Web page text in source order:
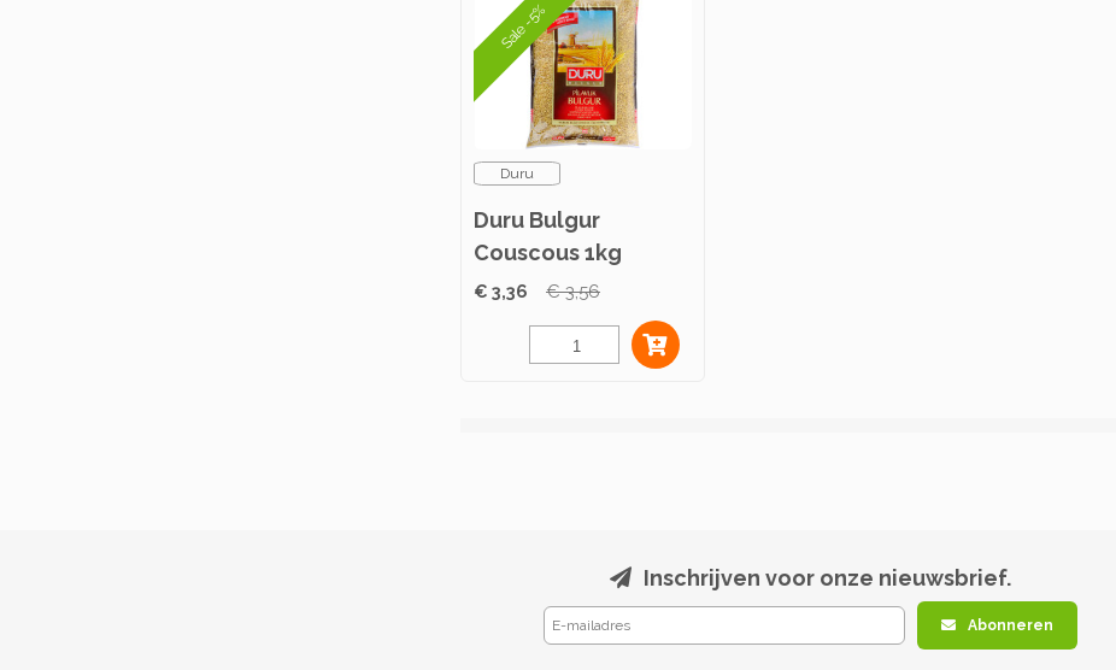
Sale -5%
Duru
Duru Bulgur
Couscous 1kg
€ 3,36 € 3,56
Inschrijven voor onze nieuwsbrief.
Abonneren